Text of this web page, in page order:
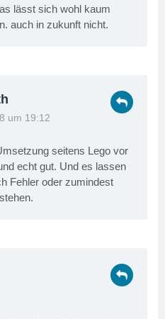
lässt sich wohl kaum
auch in zukunft nicht.
um 19:12
seitens Lego vor
echt gut. Und es lassen
Fehler oder zumindest